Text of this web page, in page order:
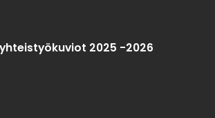
2025 -2026